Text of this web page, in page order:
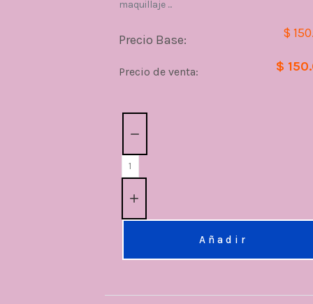
maquillaje ...
Precio Base: $
Precio de venta: $
Añadir